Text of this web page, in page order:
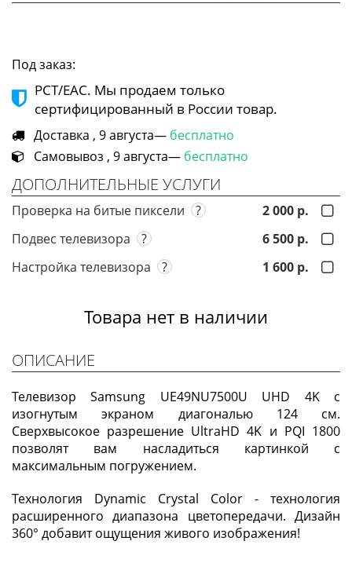
Под заказ:
РСТ/ЕАС. Мы продаем только
сертифицированный в России товар.
Доставка , 9 августа— бесплатно
Самовывоз , 9 августа— бесплатно
ДОПОЛНИТЕЛЬНЫЕ УСЛУГИ
Проверка на битые пиксели ?
2 000 р.
Подвес телевизора
?
6 500 р.
Настройка телевизора
? 1 600 р.
Товара нет в наличии
ОПИСАНИЕ
Телевизор Samsung UE49NU7500U UHD 4K с
изогнутым экраном диагональю 124 см.
Сверхвысокое разрешение UltraHD 4K и PQI 1800
позволят вам насладиться картинкой с
максимальным погружением.
Технология Dynamic Crystal Color - технология
расширенного диапазона цветопередачи. Дизайн
360° добавит ощущения живого изображения!